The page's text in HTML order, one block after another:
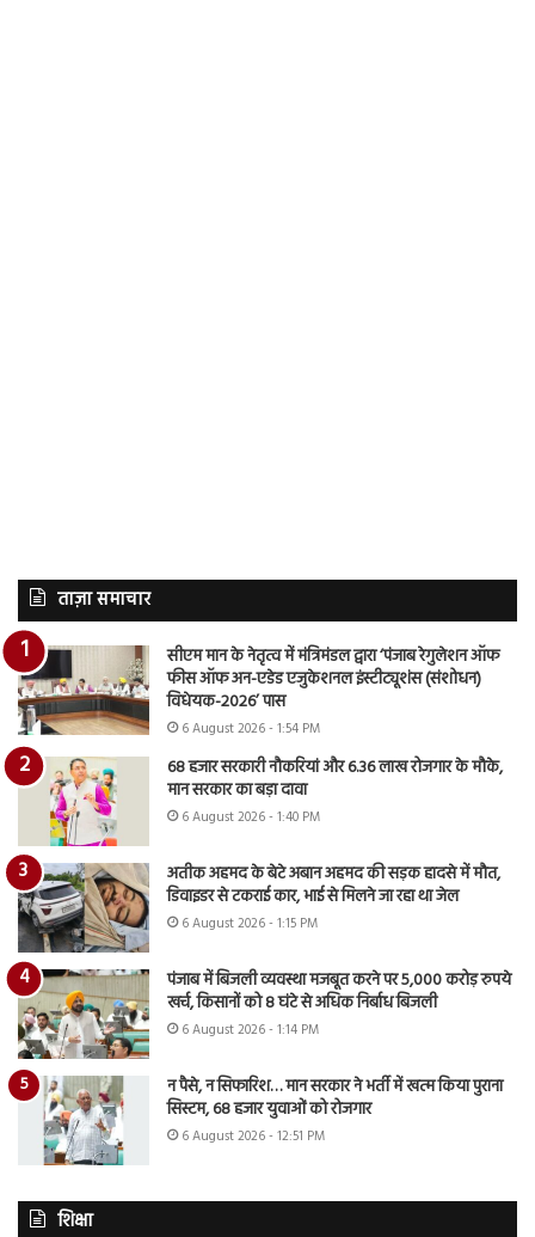
ताज़ा समाचार
सीएम मान के नेतृत्व में मंत्रिमंडल द्वारा ‘पंजाब रेगुलेशन ऑफ
फीस ऑफ अन-एडेड एजुकेशनल इंस्टीट्यूशंस (संशोधन)
विधेयक-2026’ पास
6 August 2026 - 1:54 PM
68 हजार सरकारी नौकरियां और 6.36 लाख रोजगार के मौके,
मान सरकार का बड़ा दावा
6 August 2026 - 1:40 PM
अतीक अहमद के बेटे अबान अहमद की सड़क हादसे में मौत,
डिवाइडर से टकराई कार, भाई से मिलने जा रहा था जेल
6 August 2026 - 1:15 PM
पंजाब में बिजली व्यवस्था मजबूत करने पर 5,000 करोड़ रुपये
खर्च, किसानों को 8 घंटे से अधिक निर्बाध बिजली
6 August 2026 - 1:14 PM
न पैसे, न सिफारिश… मान सरकार ने भर्ती में खत्म किया पुराना
सिस्टम, 68 हजार युवाओं को रोजगार
6 August 2026 - 12:51 PM
शिक्षा